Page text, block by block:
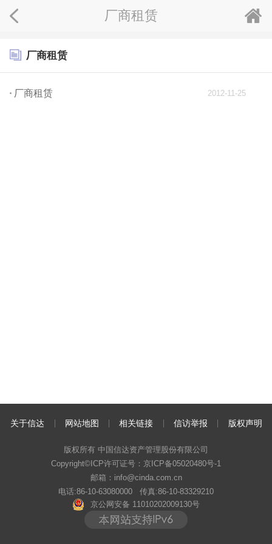
厂商租赁
厂商租赁
厂商租赁 2012-11-25
关于信达 网站地图 相关链接 信访举报 版权声明
版权所有 中国信达资产管理股份有限公司
Copyright©ICP许可证号： 京ICP备05020480号-1
邮箱：info@cinda.com.cn
电话:86-10-63080000 传真:86-10-83329210
京公网安备 11010202009130号